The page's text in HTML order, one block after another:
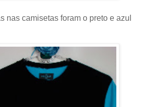
nas camisetas foram o preto e azul